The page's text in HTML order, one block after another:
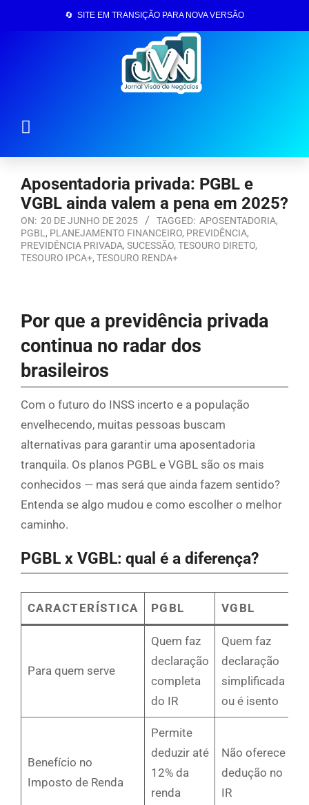
🔄 SITE EM TRANSIÇÃO PARA NOVA VERSÃO
Aposentadoria privada: PGBL e
VGBL ainda valem a pena em 2025?
ON: 20 DE JUNHO DE 2025 TAGGED: APOSENTADORIA,
PGBL , PLANEJAMENTO FINANCEIRO, PREVIDÊNCIA,
PREVIDÊNCIA PRIVADA, SUCESSÃO, TESOURO DIRETO,
TESOURO IPCA+, TESOURO RENDA+
Por que a previdência privada
continua no radar dos
brasileiros
Com o futuro do INSS incerto e a população
envelhecendo, muitas pessoas buscam
alternativas para garantir uma aposentadoria
tranquila. Os planos PGBL e VGBL são os mais
conhecidos — mas será que ainda fazem sentido?
Entenda se algo mudou e como escolher o melhor
caminho.
PGBL x VGBL: qual é a diferença?
CARACTERÍSTICA PGBL VGBL
Para quem serve
Quem faz
declaração
completa
do IR
Quem faz
declaração
simplificada
ou é isento
Benefício no
Imposto de Renda
Permite
deduzir até
12% da
renda
Não oferece
dedução no
IR